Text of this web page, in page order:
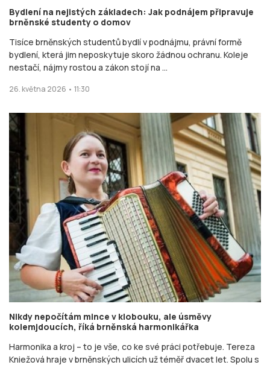
Bydlení na nejistých základech: Jak podnájem připravuje
brněnské studenty o domov
Tisíce brněnských studentů bydlí v podnájmu, právní formě
bydlení, která jim neposkytuje skoro žádnou ochranu. Koleje
nestačí, nájmy rostou a zákon stojí na ...
26. května 2026 • 11:30
Nikdy nepočítám mince v klobouku, ale úsměvy
kolemjdoucích, říká brněnská harmonikářka
Harmonika a kroj – to je vše, co ke své práci potřebuje. Tereza
Kniežová hraje v brněnských ulicích už téměř dvacet let. Spolu s